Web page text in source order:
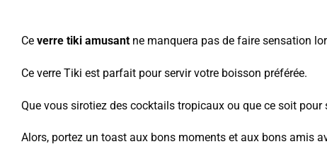
Ce verre tiki amusant ne manquera pas de faire sensation
Ce verre Tiki est parfait pour servir votre boisson préférée.
Que vous sirotiez des cocktails tropicaux ou que ce soit
Alors, portez un toast aux bons moments et aux bons amis